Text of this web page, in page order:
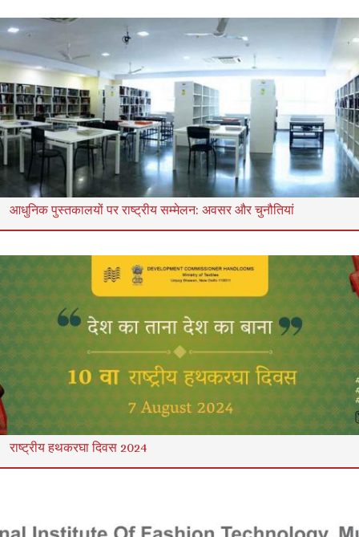
आधुनिक पुस्तकालयों पर राष्ट्रीय सम्मेलन: अवसर और चुनौतियां
राष्ट्रीय हथकरघा दिवस 2024